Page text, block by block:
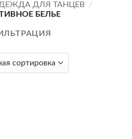
ДЛЯ ТАНЦЕВ /
БЕЛЬЕ